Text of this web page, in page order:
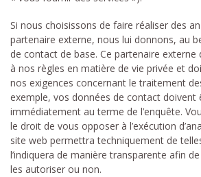
Si nous choisissons de faire réaliser des
partenaire externe, nous lui donnons, au
de contact de base. Ce partenaire
à nos règles en matière de vie privée et
nos exigences concernant le traitement
exemple, vos données de contact doivent
immédiatement au terme de l’enquête.
le droit de vous opposer à l’exécution
site web permettra techniquement de
l’indiquera de manière transparente afin
les autoriser ou non.